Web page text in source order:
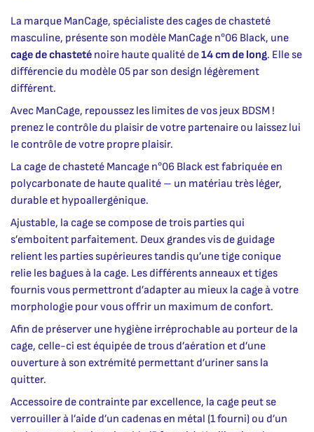
La marque ManCage, spécialiste des cages de chasteté
masculine, présente son modèle ManCage n°06 Black, une
cage de chasteté noire haute qualité de14 cm de long. Elle se
différencie du modèle 05 par son design légèrement
différent.
Avec ManCage, repoussez les limites de vos jeux BDSM !
prenez le contrôle du plaisir de votre partenaire ou laissez lui
le contrôle de votre propre plaisir.
La cage de chasteté Mancage n°06 Black est fabriquée en
polycarbonate de haute qualité – un matériau très léger,
durable et hypoallergénique.
Ajustable, la cage se compose de trois parties qui
s’emboitent parfaitement. Deux grandes vis de guidage
relient les parties supérieures tandis qu’une tige conique
relie les bagues à la cage. Les différents anneaux et tiges
fournis vous permettront d’adapter au mieux la cage à votre
morphologie pour vous offrir un maximum de confort.
Afin de préserver une hygiène irréprochable au porteur de la
cage, celle-ci est équipée de trous d’aération et d’une
ouverture à son extrémité permettant d’uriner sans la
quitter.
Accessoire de contrainte par excellence, la cage peut se
verrouiller à l’aide d’un cadenas en métal (1 fourni) ou d’un